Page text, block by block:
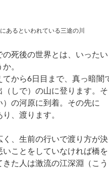
あるといわれている三途の川
死後の世界とは、いったい
。
から6日目まで、真っ暗闇
しで）の山に登ります。そ
の河原に到着。その先に
、渡ります。
、生前の行いで渡り方が決
ことをしていなければ橋を
た人は激流の江深淵（こう